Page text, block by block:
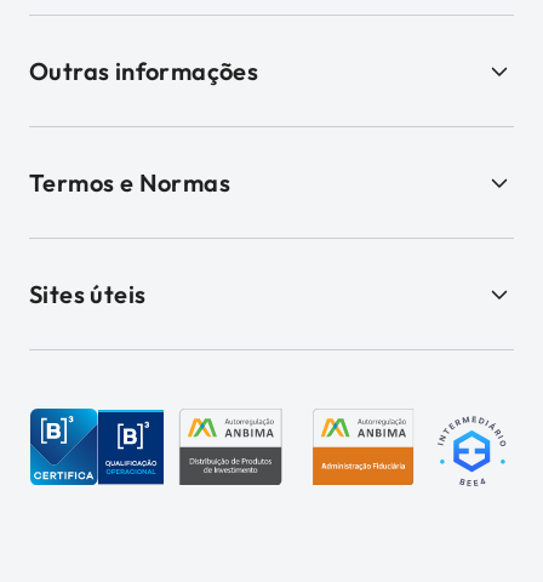
Outras informações
Termos e Normas
Sites úteis